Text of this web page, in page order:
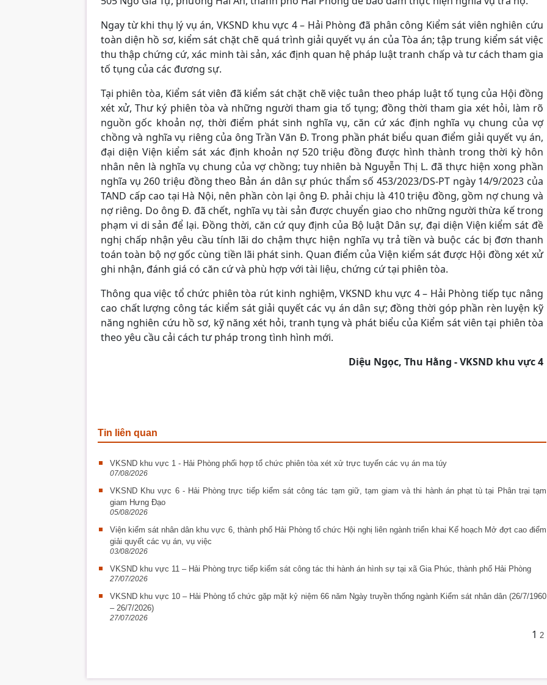
Ngay từ khi thụ lý vụ án, VKSND khu vực 4 – Hải Phòng đã phân công Kiểm sát viên nghiên cứu
toàn diện hồ sơ, kiểm sát chặt chẽ quá trình giải quyết vụ án của Tòa án; tập trung kiểm sát việc
thu thập chứng cứ, xác minh tài sản, xác định quan hệ pháp luật tranh chấp và tư cách tham gia
tố tụng của các đương sự.
Tại phiên tòa, Kiểm sát viên đã kiểm sát chặt chẽ việc tuân theo pháp luật tố tụng của Hội đồng
xét xử, Thư ký phiên tòa và những người tham gia tố tụng; đồng thời tham gia xét hỏi, làm rõ
nguồn gốc khoản nợ, thời điểm phát sinh nghĩa vụ, căn cứ xác định nghĩa vụ chung của vợ
chồng và nghĩa vụ riêng của ông Trần Văn Đ. Trong phần phát biểu quan điểm giải quyết vụ án,
đại diện Viện kiểm sát xác định khoản nợ 520 triệu đồng được hình thành trong thời kỳ hôn
nhân nên là nghĩa vụ chung của vợ chồng; tuy nhiên bà Nguyễn Thị L. đã thực hiện xong phần
nghĩa vụ 260 triệu đồng theo Bản án dân sự phúc thẩm số 453/2023/DS-PT ngày 14/9/2023 của
TAND cấp cao tại Hà Nội, nên phần còn lại ông Đ. phải chịu là 410 triệu đồng, gồm nợ chung và
nợ riêng. Do ông Đ. đã chết, nghĩa vụ tài sản được chuyển giao cho những người thừa kế trong
phạm vi di sản để lại. Đồng thời, căn cứ quy định của Bộ luật Dân sự, đại diện Viện kiểm sát đề
nghị chấp nhận yêu cầu tính lãi do chậm thực hiện nghĩa vụ trả tiền và buộc các bị đơn thanh
toán toàn bộ nợ gốc cùng tiền lãi phát sinh. Quan điểm của Viện kiểm sát được Hội đồng xét xử
ghi nhận, đánh giá có căn cứ và phù hợp với tài liệu, chứng cứ tại phiên tòa.
Thông qua việc tổ chức phiên tòa rút kinh nghiệm, VKSND khu vực 4 – Hải Phòng tiếp tục nâng
cao chất lượng công tác kiểm sát giải quyết các vụ án dân sự; đồng thời góp phần rèn luyện kỹ
năng nghiên cứu hồ sơ, kỹ năng xét hỏi, tranh tụng và phát biểu của Kiểm sát viên tại phiên tòa
theo yêu cầu cải cách tư pháp trong tình hình mới.
Diệu Ngọc, Thu Hằng -VKSND khu vực4
Tin liên quan
VKSND khu vực 1 - Hải Phòng phối hợp tổ chức phiên tòa xét xử trực tuyến các vụ án ma túy
07/08/2026
VKSND Khu vực 6 - Hải Phòng trực tiếp kiểm sát công tác tạm giữ, tạm giam và thi hành án phạt tù tại Phân trại tạm
giam Hưng Đạo
05/08/2026
Viện kiểm sát nhân dân khu vực 6, thành phố Hải Phòng tổ chức Hội nghị liên ngành triển khai Kế hoạch Mở đợt cao điểm
giải quyết các vụ án, vụ việc
03/08/2026
VKSND khu vực 11 – Hải Phòng trực tiếp kiểm sát công tác thi hành án hình sự tại xã Gia Phúc, thành phố Hải Phòng
27/07/2026
VKSND khu vực 10 – Hải Phòng tổ chức gặp mặt kỷ niệm 66 năm Ngày truyền thống ngành Kiểm sát nhân dân (26/7/1960
– 26/7/2026)
27/07/2026
1 2